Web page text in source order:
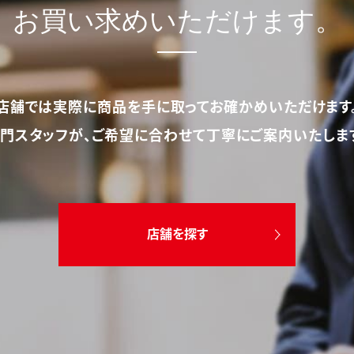
お買い求めいただけます。
舗では実際に商品を手に取ってお確かめいただけます
スタッフが、ご希望に合わせて丁寧にご案内いたしま
店舗を探す